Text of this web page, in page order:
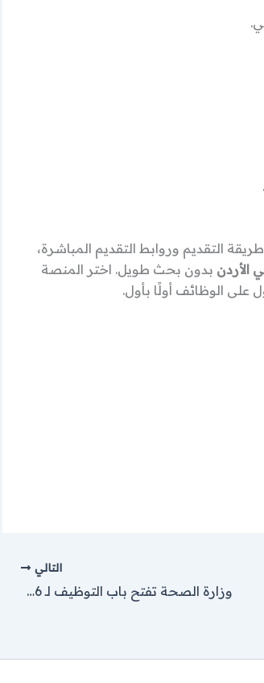
التقديم وروابط التقديم المباشرة،
الأردن بدون بحث طويل. اختر المنصة
على الوظائف أولًا بأول.
التالي
وزارة الصحة تفتح باب التوظيف لـ 106 وظيفة لعام 2026